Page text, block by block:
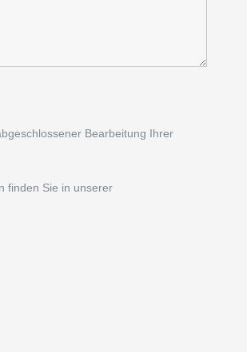
Bearbeitung Ihrer
finden Sie in unserer